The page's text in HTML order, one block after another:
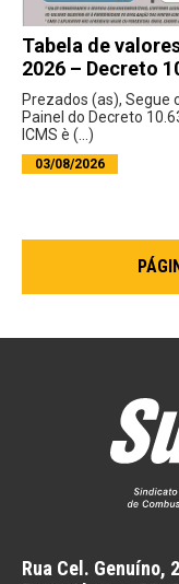
Tabela de
2026 – Decreto
Prezados (as), Segue
Painel do Decreto
ICMS è (...)
03/08/2026
Rua Cel. Genuíno,